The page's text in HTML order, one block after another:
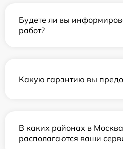
Будете ли вы
работ?
Какую гарантию вы
В каких районах в Москва
располагаются ваши